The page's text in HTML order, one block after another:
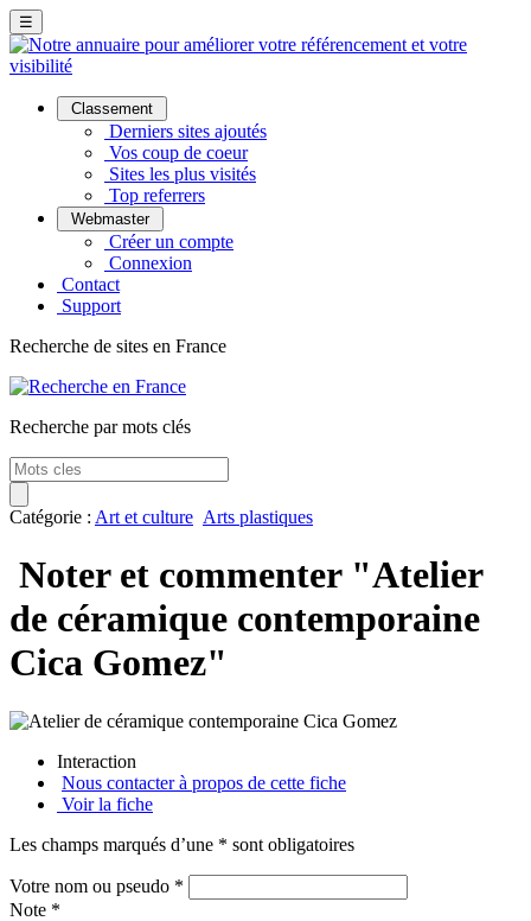
☰
Classement
Derniers sites ajoutés
Vos coup de coeur
Sites les plus visités
Top referrers
Webmaster
Créer un compte
Connexion
Contact
Support
Recherche de sites en France
Recherche par mots clés
Catégorie : Art et culture Arts plastiques
Noter et commenter "Atelier
de céramique contemporaine
Cica Gomez"
Interaction
Nous contacter à propos de cette fiche
Voir la fiche
Les champs marqués d’une * sont obligatoires
Votre nom ou pseudo *
Note *